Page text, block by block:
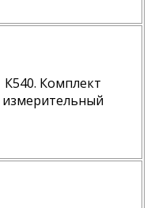
К540. Комплект
измерительный